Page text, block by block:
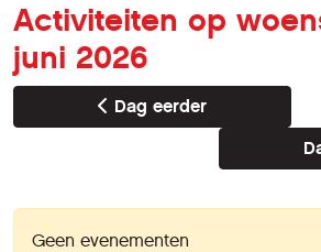
Activiteiten op
juni 2026
Dag eerder
Geen evenementen